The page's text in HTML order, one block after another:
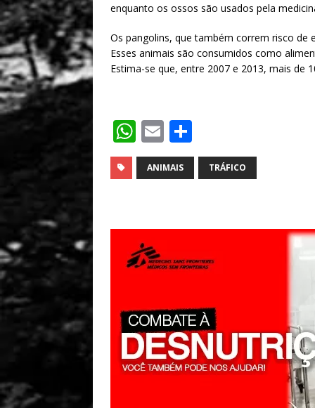
enquanto os ossos são usados pela
Os pangolins, que também correm risco
Esses animais são consumidos como
Estima-se que, entre 2007 e 2013, mais de
W
h
at
A
p
p
E
m
ai
h
ar
ANIMAIS TRÁFICO